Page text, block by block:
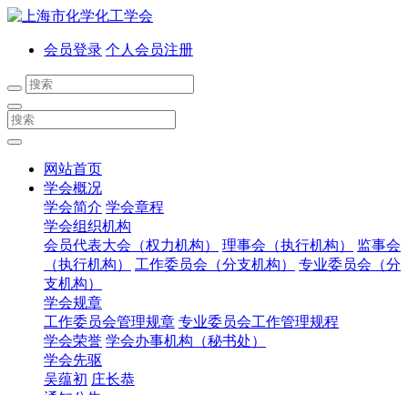
会员登录 个人会员注册
网站首页
学会概况
学会简介 学会章程
学会组织机构
会员代表大会（权力机构）
理事会（执行机构）
监事会
（执行机构）
工作委员会（分支机构）
专业委员会（分
支机构）
学会规章
工作委员会管理规章 专业委员会工作管理规程
学会荣誉 学会办事机构（秘书处）
学会先驱
吴蕴初 庄长恭